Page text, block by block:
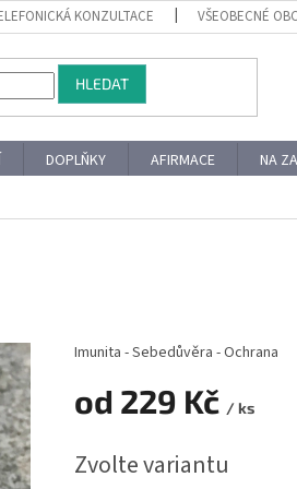
KONZULTACE VŠEOBECNÉ
HLEDAT
DOPLŇKY AFIRMACE NA
od 229 Kč / ks
cena:
Zvolte variantu
Imunita - Sebedůvěra - Ochrana